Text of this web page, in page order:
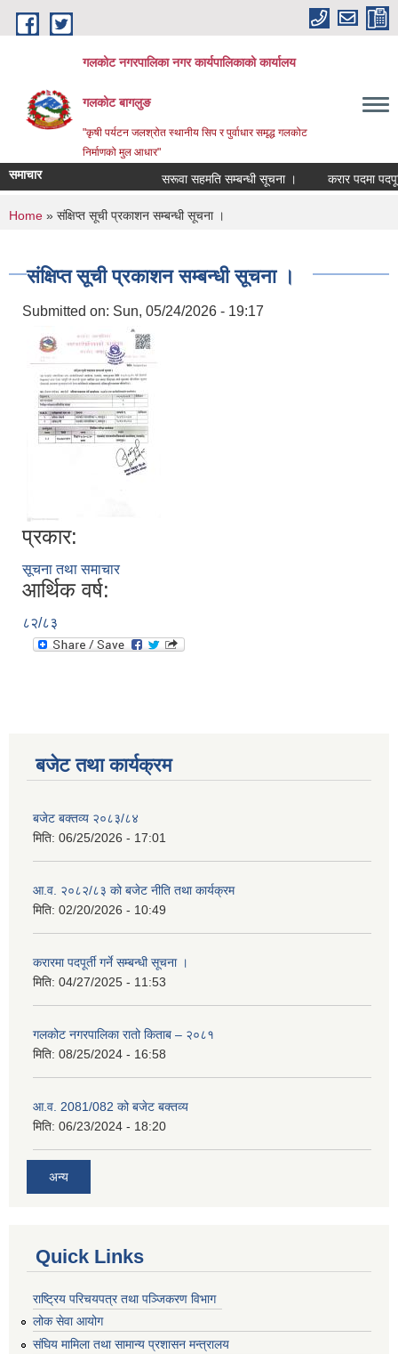
Skip to main content
गलकोट नगरपालिका नगर कार्यपालिकाको कार्यालय
गलकोट बागलुङ
"कृषी पर्यटन जलश्रोत स्थानीय सिप र पुर्वाधार समृद्ध गलकोट
निर्माणको मुल आधार"
समाचार सरूवा सहमति सम्बन्धी सूचना । करार पदमा
You are here
Home » संक्षिप्त सूची प्रकाशन सम्बन्धी सूचना ।
संक्षिप्त सूची प्रकाशन सम्बन्धी सूचना ।
Submitted on: Sun, 05/24/2026 - 19:17
प्रकार:
सूचना तथा समाचार
आर्थिक वर्ष:
८२/८३
बजेट तथा कार्यक्रम
बजेट बक्तव्य २०८३/८४
मिति: 06/25/2026 - 17:01
आ.व. २०८२/८३ को बजेट नीति तथा कार्यक्रम
मिति: 02/20/2026 - 10:49
करारमा पदपूर्ती गर्ने सम्बन्धी सूचना ।
मिति: 04/27/2025 - 11:53
गलकोट नगरपालिका रातो किताब – २०८१
मिति: 08/25/2024 - 16:58
आ.व. 2081/082 को बजेट बक्तव्य
मिति: 06/23/2024 - 18:20
अन्य
Quick Links
राष्ट्रिय परिचयपत्र तथा पञ्जिकरण विभाग
लोक सेवा आयोग
संघिय मामिला तथा सामान्य प्रशासन मन्त्रालय